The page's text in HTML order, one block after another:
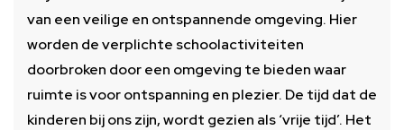
van een veilige en ontspannende omgeving. Hier
worden de verplichte schoolactiviteiten
doorbroken door een omgeving te bieden waar
ruimte is voor ontspanning en plezier. De tijd dat de
kinderen bij ons zijn, wordt gezien als ‘vrije tijd’. Het